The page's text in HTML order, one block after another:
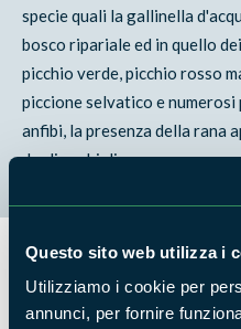
Questo sito web utilizza i
Utilizziamo i cookie per
annunci, per fornire
specie quali la gallinella
bosco ripariale ed in quello
picchio verde, picchio rosso
piccione selvatico e
anfibi, la presenza della rana
dagli occhiali.
Flora